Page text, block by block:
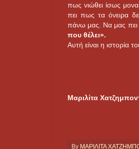
πως νιώθει ίσως
πει πως τα όνειρα
πάνω μας. Να μας
που θέλει».
Αυτή είναι η ιστορία
Μαριλίτα
By ΜΑΡΙΛΙΤΑ